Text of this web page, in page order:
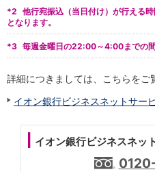
口座振替サービス
自動入金サービス
スマホ決済アプリ
サービス
Myステージ
電子マネーWAON
セキュリティ
*2 他行宛振込（当日付け）が行える
となります。
*3 毎週金曜日の22:00～4:00までの間
詳細につきましては、こちらをご
イオン銀行ビジネスネットサー
イオン銀行ビジネスネッ